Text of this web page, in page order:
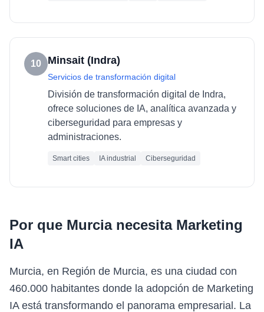
10 Minsait (Indra)
Servicios de transformación digital
División de transformación digital de Indra,
ofrece soluciones de IA, analítica avanzada y
ciberseguridad para empresas y
administraciones.
Smart cities IA industrial Ciberseguridad
Por que Murcianecesita Marketing
IA
Murcia, en Región de Murcia, es una ciudad con
460.000 habitantes donde la adopción de Marketing
IA está transformando el panorama empresarial. La